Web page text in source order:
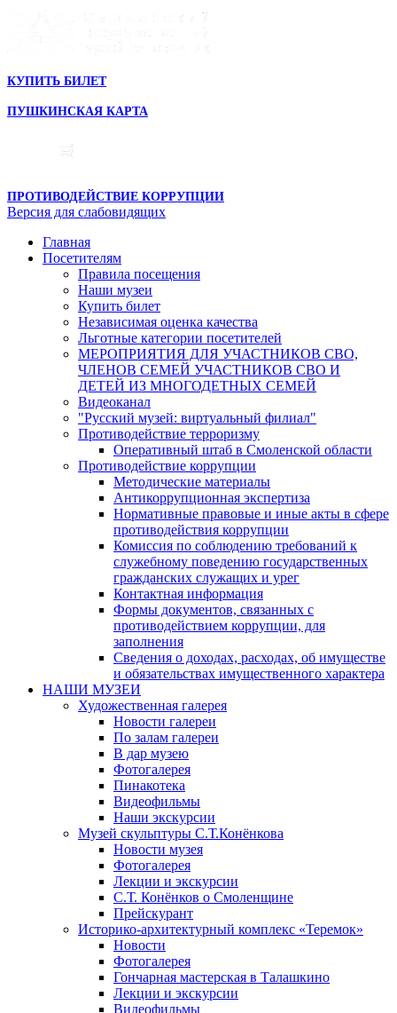
КУПИТЬ БИЛЕТ
ПУШКИНСКАЯ КАРТА
ПРОТИВОДЕЙСТВИЕ КОРРУПЦИИ
Версия для слабовидящих
Главная
Посетителям
Правила посещения
Наши музеи
Купить билет
Независимая оценка качества
Льготные категории посетителей
МЕРОПРИЯТИЯ ДЛЯ УЧАСТНИКОВ СВО,
ЧЛЕНОВ СЕМЕЙ УЧАСТНИКОВ СВО И
ДЕТЕЙ ИЗ МНОГОДЕТНЫХ СЕМЕЙ
Видеоканал
"Русский музей: виртуальный филиал"
Противодействие терроризму
Оперативный штаб в Смоленской области
Противодействие коррупции
Методические материалы
Антикоррупционная экспертиза
Нормативные правовые и иные акты в сфере
противодействия коррупции
Комиссия по соблюдению требований к
служебному поведению государственных
гражданских служащих и урег
Контактная информация
Формы документов, связанных с
противодействием коррупции, для
заполнения
Сведения о доходах, расходах, об имуществе
и обязательствах имущественного характера
НАШИ МУЗЕИ
Художественная галерея
Новости галереи
По залам галереи
В дар музею
Фотогалерея
Пинакотека
Видеофильмы
Наши экскурсии
Музей скульптуры С.Т.Конёнкова
Новости музея
Фотогалерея
Лекции и экскурсии
С.Т. Конёнков о Смоленщине
Прейскурант
Историко-архитектурный комплекс «Теремок»
Новости
Фотогалерея
Гончарная мастерская в Талашкино
Лекции и экскурсии
Видеофильмы